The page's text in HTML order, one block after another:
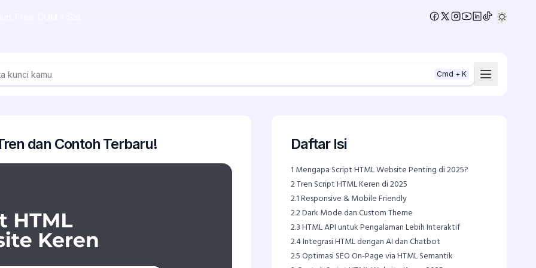
Cmd + K
dan Contoh Terbaru! Daftar Isi
1 Mengapa Script HTML Website Penting di 2025?
2Tren Script HTML Keren di 2025
2.1Responsive & Mobile Friendly
2.2Dark Mode dan Custom Theme
2.3HTML API untuk Pengalaman Lebih Interaktif
2.4Integrasi HTML dengan AI dan Chatbot
2.5Optimasi SEO On-Page via HTML Semantik